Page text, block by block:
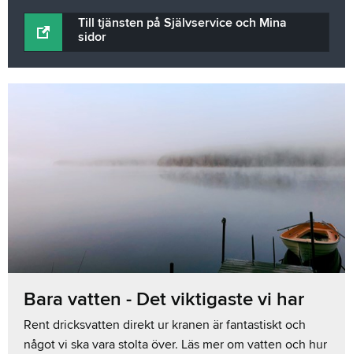
Till tjänsten på Självservice och Mina
sidor
Bara vatten - Det viktigaste vi har
Rent dricksvatten direkt ur kranen är fantastiskt och
något vi ska vara stolta över. Läs mer om vatten och hur